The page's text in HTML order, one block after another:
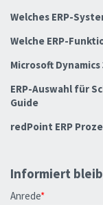
Welches ERP-
Welche ERP-
Microsoft
ERP-Auswahl für
Guide
redPoint ERP
Informiert